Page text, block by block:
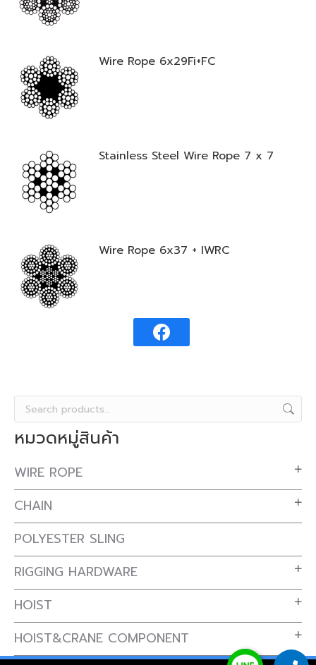
Wire Rope 6x29Fi+FC
Stainless Steel Wire Rope 7 x 7
Wire Rope 6x37 + IWRC
หมวดหมู่สินค้า
WIRE ROPE
CHAIN
POLYESTER SLING
RIGGING HARDWARE
HOIST
HOIST&CRANE COMPONENT